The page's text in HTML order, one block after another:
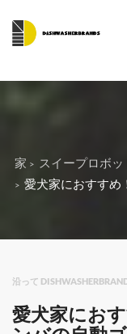
家
スイープロボッ
愛犬家におすすめ
沿って
愛犬家にお